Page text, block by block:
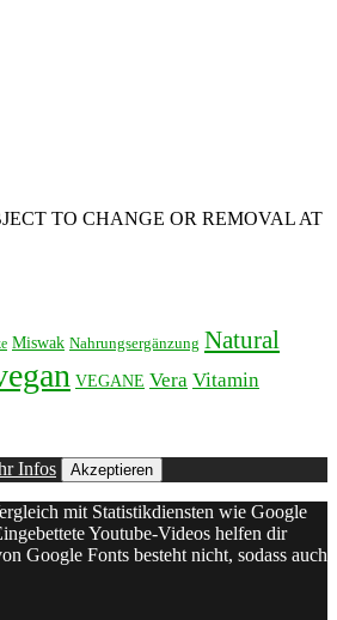
TO CHANGE OR REMOVAL AT
Miswak Nahrungsergänzung Natural
VEGANE Vera Vitamin
Infos Akzeptieren
mit Statistikdiensten wie Google
Youtube-Videos helfen dir
Google Fonts besteht nicht, sodass auch